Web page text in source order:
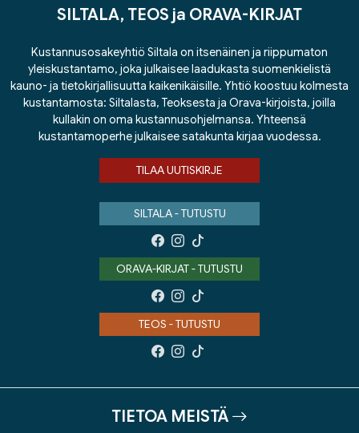
SILTALA, TEOS ja ORAVA-KIRJAT
Kustannusosakeyhtiö Siltala on itsenäinen ja riippumaton
yleiskustantamo, joka julkaisee laadukasta suomenkielistä
kauno- ja tietokirjallisuutta kaikenikäisille. Yhtiö koostuu kolmesta
kustantamosta: Siltalasta, Teoksesta ja Orava-kirjoista, joilla
kullakin on oma kustannusohjelmansa. Yhteensä
kustantamoperhe julkaisee satakunta kirjaa vuodessa.
TILAA UUTISKIRJE
SILTALA - TUTUSTU
ORAVA-KIRJAT - TUTUSTU
TEOS - TUTUSTU
TIETOA MEISTÄ